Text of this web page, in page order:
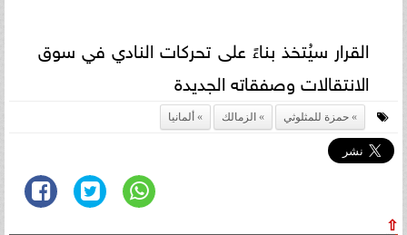
القرار سيُتخذ بناءً على تحركات النادي في سوق
الانتقالات وصفقاته الجديدة
حمزة للمثلوثي الزمالك ألمانيا
⇧